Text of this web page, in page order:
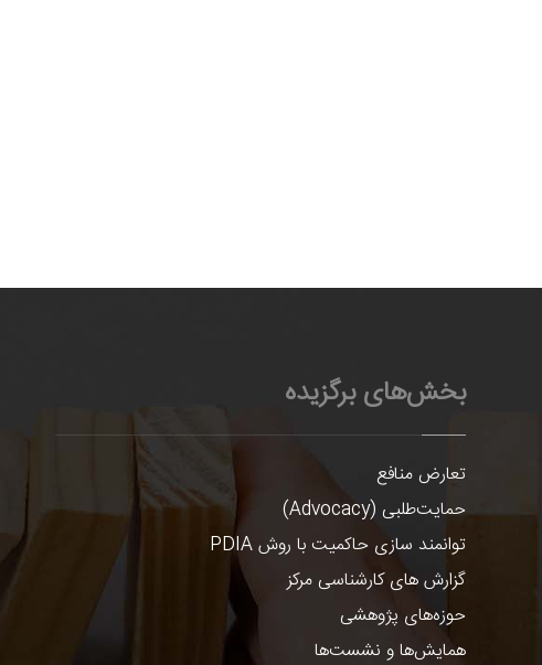
بخش‌های برگزیده
تعارض منافع
حمایت‌طلبی (Advocacy)
توانمند سازی حاکمیت با روش PDIA
گزارش های کارشناسی مرکز
حوزه‌های پژوهشی
همایش‌ها و نشست‌ها